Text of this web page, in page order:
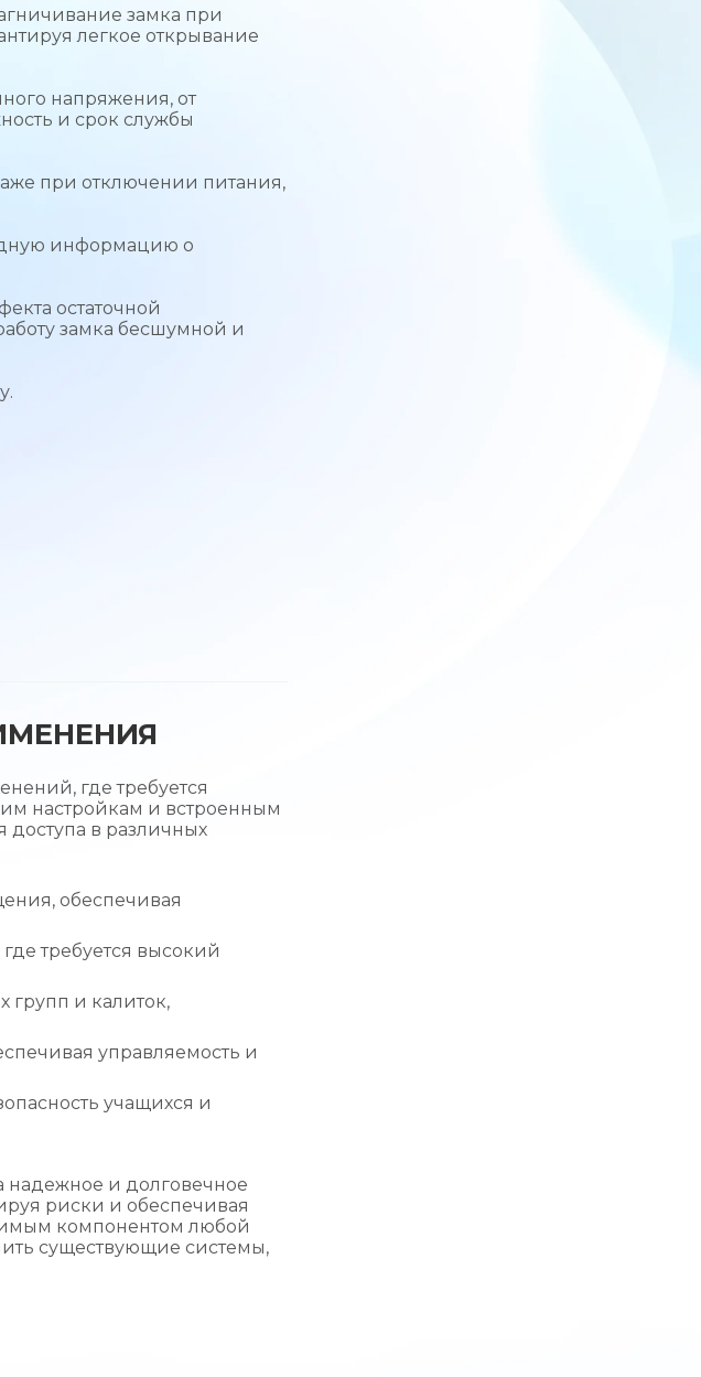
замка при
легкое открывание
напряжения, от
и срок службы
при отключении питания,
информацию о
остаточной
замка бесшумной и
где требуется
настройкам и встроенным
в различных
обеспечивая
требуется высокий
групп и калиток,
управляемость и
учащихся и
надежное и долговечное
риски и обеспечивая
компонентом любой
существующие системы,